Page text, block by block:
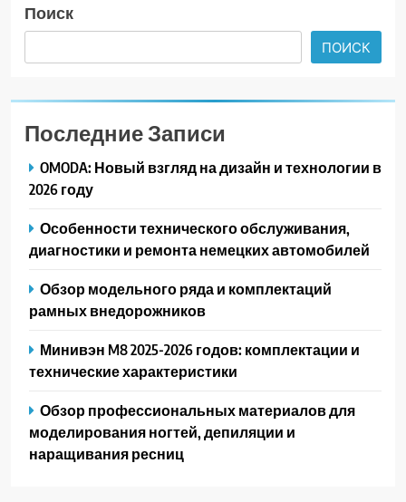
Поиск
ПОИСК
Последние Записи
OMODA: Новый взгляд на дизайн и технологии в
2026 году
Особенности технического обслуживания,
диагностики и ремонта немецких автомобилей
Обзор модельного ряда и комплектаций
рамных внедорожников
Минивэн M8 2025-2026 годов: комплектации и
технические характеристики
Обзор профессиональных материалов для
моделирования ногтей, депиляции и
наращивания ресниц